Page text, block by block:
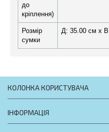
до
кріплення)
Розмір
сумки
Д: 35.00 см х
КОЛОНКА КОРИСТУВАЧА
ІНФОРМАЦІЯ